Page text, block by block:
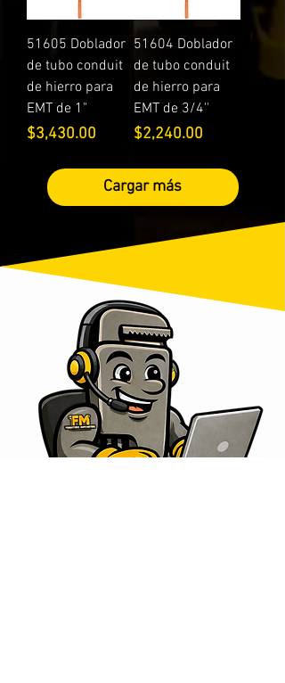
51605 Doblador
de tubo conduit
de hierro para
EMT de 1"
Precio
$3,430.00
51604 Doblador
de tubo conduit
de hierro para
EMT de 3/4''
Precio
$2,240.00
Cargar más